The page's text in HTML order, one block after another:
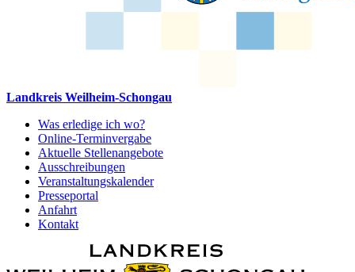
Landkreis Weilheim-Schongau
Was erledige ich wo?
Online-Terminvergabe
Aktuelle Stellenangebote
Ausschreibungen
Veranstaltungskalender
Presseportal
Anfahrt
Kontakt